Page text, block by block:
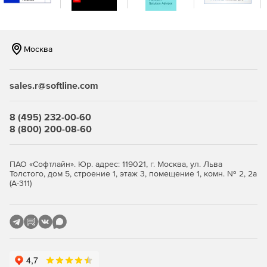
с поддержкой сенсорного ввода – разработка на
интерфейсом для разработки
платформе Windows Phone.
JustCode – анализ исходного кода, проверка ошибок,
среда для создания модульных тестов.
устранения узких мест и достижения оптимальной
Москва
sales.r@softline.com
8 (495) 232-00-60
8 (800) 200-08-60
ПАО «Софтлайн». Юр. адрес: 119021, г. Москва, ул. Льва
Толстого, дом 5, строение 1, этаж 3, помещение 1, комн. № 2, 2а
(А-311)